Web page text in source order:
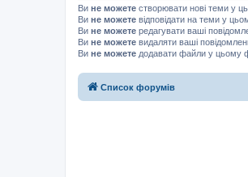
Ви не можете створювати нові теми у
Ви не можете відповідати на теми у
Ви не можете редагувати ваші
Ви не можете видаляти ваші
Ви не можете додавати файли у цьому
Список форумів